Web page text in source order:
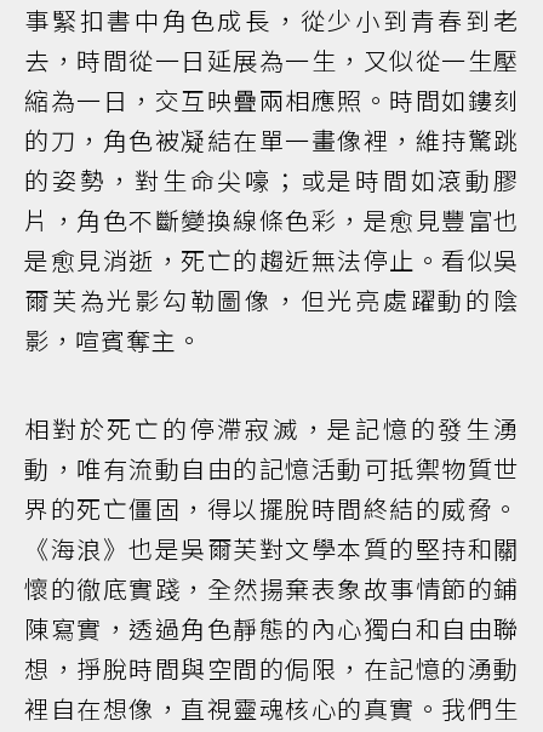
事緊扣書中角色成長，從少小到青春到老
去，時間從一日延展為一生，又似從一生壓
縮為一日，交互映疊兩相應照。時間如鏤刻
的刀，角色被凝結在單一畫像裡，維持驚跳
的姿勢，對生命尖嚎；或是時間如滾動膠
片，角色不斷變換線條色彩，是愈見豐富也
是愈見消逝，死亡的趨近無法停止。看似吳
爾芙為光影勾勒圖像，但光亮處躍動的陰
影，喧賓奪主。
相對於死亡的停滯寂滅，是記憶的發生湧
動，唯有流動自由的記憶活動可抵禦物質世
界的死亡僵固，得以擺脫時間終結的威脅。
《海浪》也是吳爾芙對文學本質的堅持和關
懷的徹底實踐，全然揚棄表象故事情節的鋪
陳寫實，透過角色靜態的內心獨白和自由聯
想，掙脫時間與空間的侷限，在記憶的湧動
裡自在想像，直視靈魂核心的真實。我們生